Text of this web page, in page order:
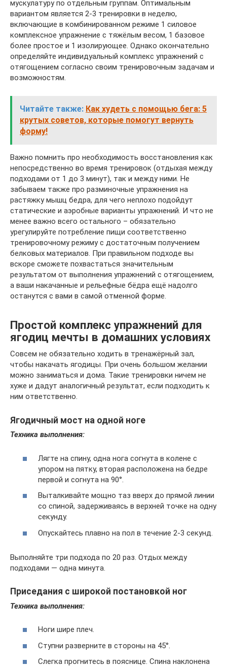
мускулатуру по отдельным группам. Оптимальным
вариантом является 2-3 тренировки в неделю,
включающие в комбинированном режиме 1 силовое
комплексное упражнение с тяжёлым весом, 1 базовое
более простое и 1 изолирующее. Однако окончательно
определяйте индивидуальный комплекс упражнений с
отягощением согласно своим тренировочным задачам и
возможностям.
Читайте также: Как худеть с помощью бега: 5
крутых советов, которые помогут вернуть
форму!
Важно помнить про необходимость восстановления как
непосредственно во время тренировок (отдыхая между
подходами от 1 до 3 минут), так и между ними. Не
забываем также про разминочные упражнения на
растяжку мышц бедра, для чего неплохо подойдут
статические и аэробные варианты упражнений. И что не
менее важно всего остального – обязательно
урегулируйте потребление пищи соответственно
тренировочному режиму с достаточным получением
белковых материалов. При правильном подходе вы
вскоре сможете похвастаться значительным
результатом от выполнения упражнений с отягощением,
а ваши накачанные и рельефные бёдра ещё надолго
останутся с вами в самой отменной форме.
Простой комплекс упражнений для
ягодиц мечты в домашних условиях
Совсем не обязательно ходить в тренажёрный зал,
чтобы накачать ягодицы. При очень большом желании
можно заниматься и дома. Такие тренировки ничем не
хуже и дадут аналогичный результат, если подходить к
ним ответственно.
Ягодичный мост на одной ноге
Техника выполнения:
Лягте на спину, одна нога согнута в колене с
упором на пятку, вторая расположена на бедре
первой и согнута на 90°.
Выталкивайте мощно таз вверх до прямой линии
со спиной, задерживаясь в верхней точке на одну
секунду.
Опускайтесь плавно на пол в течение 2-3 секунд.
Выполняйте три подхода по 20 раз. Отдых между
подходами — одна минута.
Приседания с широкой постановкой ног
Техника выполнения:
Ноги шире плеч.
Ступни разверните в стороны на 45°.
Слегка прогнитесь в пояснице. Спина наклонена